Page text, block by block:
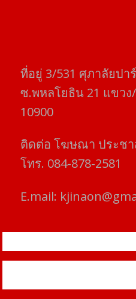
ที่อยู่​ 3/531​ ศุภาลัยปา
ซ.พหลโยธิน​ 21​ แขวง
10900
ติดต่อ​ โฆษณา​ ประช
โทร​. 084-878-2581
E.mail: